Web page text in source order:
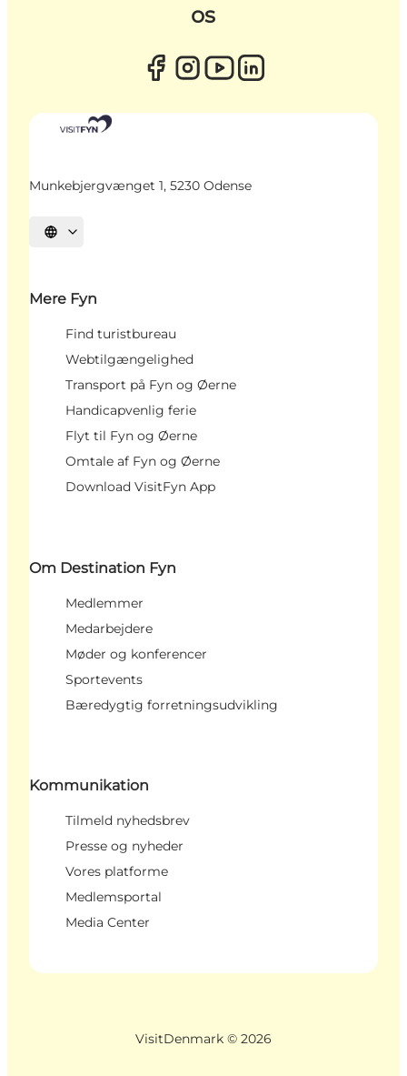
os
Munkebjergvænget 1, 5230 Odense
Vælg sprog
Mere Fyn
Find turistbureau
Webtilgængelighed
Transport på Fyn og Øerne
Handicapvenlig ferie
Flyt til Fyn og Øerne
Omtale af Fyn og Øerne
Download VisitFyn App
Om Destination Fyn
Medlemmer
Medarbejdere
Møder og konferencer
Sportevents
Bæredygtig forretningsudvikling
Kommunikation
Tilmeld nyhedsbrev
Presse og nyheder
Vores platforme
Medlemsportal
Media Center
VisitDenmark © 2026